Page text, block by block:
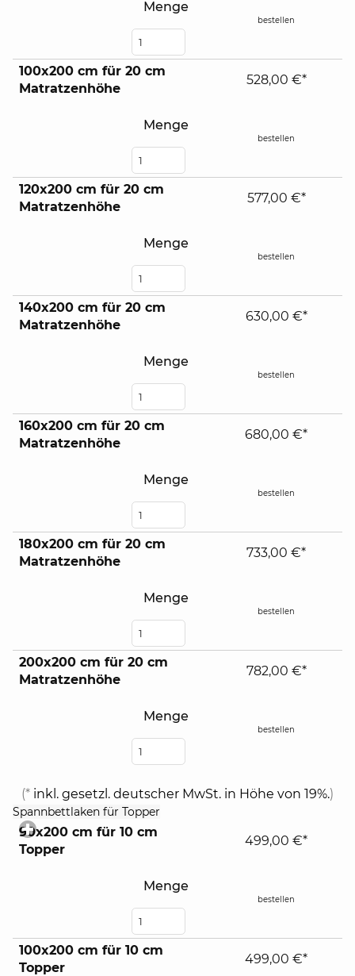
Menge
bestellen
100x200 cm für 20 cm
Matratzenhöhe
Menge
528,00 €*
bestellen
120x200 cm für 20 cm
Matratzenhöhe
Menge
577,00 €*
bestellen
140x200 cm für 20 cm
Matratzenhöhe
Menge
630,00 €*
bestellen
160x200 cm für 20 cm
Matratzenhöhe
Menge
680,00 €*
bestellen
180x200 cm für 20 cm
Matratzenhöhe
Menge
733,00 €*
bestellen
200x200 cm für 20 cm
Matratzenhöhe
Menge
782,00 €*
bestellen
(* inkl. gesetzl. deutscher MwSt. in Höhe von 19%.)
Spannbettlaken für Topper
90x200 cm für 10 cm
Topper
Menge
499,00 €*
bestellen
100x200 cm für 10 cm
Topper
499,00 €*